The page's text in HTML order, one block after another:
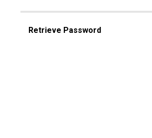
Retrieve Password